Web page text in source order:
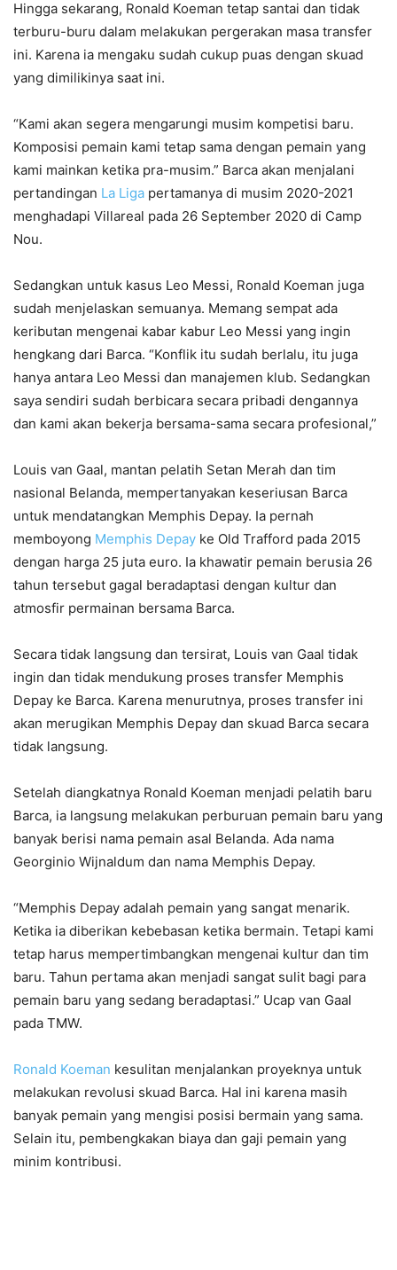
Hingga sekarang, Ronald Koeman tetap santai dan tidak
terburu-buru dalam melakukan pergerakan masa transfer
ini. Karena ia mengaku sudah cukup puas dengan skuad
yang dimilikinya saat ini.
“Kami akan segera mengarungi musim kompetisi baru.
Komposisi pemain kami tetap sama dengan pemain yang
kami mainkan ketika pra-musim.” Barca akan menjalani
pertandingan La Liga pertamanya di musim 2020-2021
menghadapi Villareal pada 26 September 2020 di Camp
Nou.
Sedangkan untuk kasus Leo Messi, Ronald Koeman juga
sudah menjelaskan semuanya. Memang sempat ada
keributan mengenai kabar kabur Leo Messi yang ingin
hengkang dari Barca. “Konflik itu sudah berlalu, itu juga
hanya antara Leo Messi dan manajemen klub. Sedangkan
saya sendiri sudah berbicara secara pribadi dengannya
dan kami akan bekerja bersama-sama secara profesional,”
Louis van Gaal, mantan pelatih Setan Merah dan tim
nasional Belanda, mempertanyakan keseriusan Barca
untuk mendatangkan Memphis Depay. Ia pernah
memboyong Memphis Depay ke Old Trafford pada 2015
dengan harga 25 juta euro. Ia khawatir pemain berusia 26
tahun tersebut gagal beradaptasi dengan kultur dan
atmosfir permainan bersama Barca.
Secara tidak langsung dan tersirat, Louis van Gaal tidak
ingin dan tidak mendukung proses transfer Memphis
Depay ke Barca. Karena menurutnya, proses transfer ini
akan merugikan Memphis Depay dan skuad Barca secara
tidak langsung.
Setelah diangkatnya Ronald Koeman menjadi pelatih baru
Barca, ia langsung melakukan perburuan pemain baru yang
banyak berisi nama pemain asal Belanda. Ada nama
Georginio Wijnaldum dan nama Memphis Depay.
“Memphis Depay adalah pemain yang sangat menarik.
Ketika ia diberikan kebebasan ketika bermain. Tetapi kami
tetap harus mempertimbangkan mengenai kultur dan tim
baru. Tahun pertama akan menjadi sangat sulit bagi para
pemain baru yang sedang beradaptasi.” Ucap van Gaal
pada TMW.
Ronald Koeman kesulitan menjalankan proyeknya untuk
melakukan revolusi skuad Barca. Hal ini karena masih
banyak pemain yang mengisi posisi bermain yang sama.
Selain itu, pembengkakan biaya dan gaji pemain yang
minim kontribusi.